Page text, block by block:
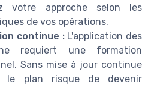
votre approche selon les
de vos opérations.
continue :L'application des
requiert une formation
Sans mise à jour continue
le plan risque de devenir